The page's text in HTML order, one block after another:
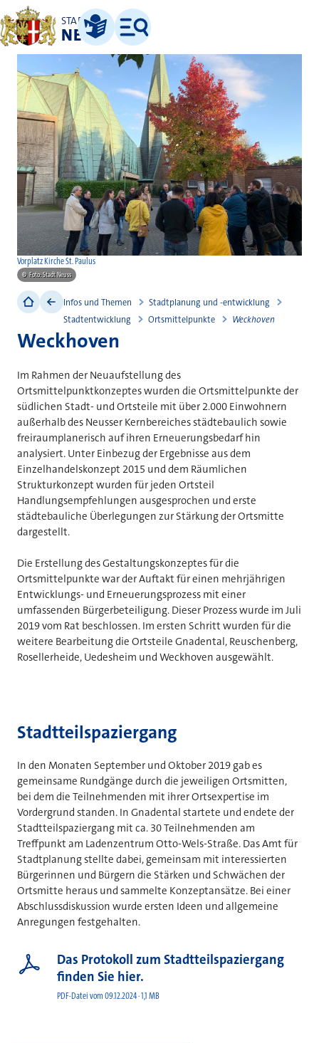
STADT
NEUSS
Leichte Sprache
Menü
Vorplatz Kirche St. Paulus
© Foto: Stadt Neuss
Infos und Themen
Stadtplanung und -entwicklung
Stadtentwicklung
Ortsmittelpunkte Weckhoven
Weckhoven
Im Rahmen der Neuaufstellung des
Ortsmittelpunktkonzeptes wurden die Ortsmittelpunkte der
südlichen Stadt- und Ortsteile mit über 2.000 Einwohnern
außerhalb des Neusser Kernbereiches städtebaulich sowie
freiraumplanerisch auf ihren Erneuerungsbedarf hin
analysiert. Unter Einbezug der Ergebnisse aus dem
Einzelhandelskonzept 2015 und dem Räumlichen
Strukturkonzept wurden für jeden Ortsteil
Handlungsempfehlungen ausgesprochen und erste
städtebauliche Überlegungen zur Stärkung der Ortsmitte
dargestellt.
Die Erstellung des Gestaltungskonzeptes für die
Ortsmittelpunkte war der Auftakt für einen mehrjährigen
Entwicklungs- und Erneuerungsprozess mit einer
umfassenden Bürgerbeteiligung. Dieser Prozess wurde im Juli
2019 vom Rat beschlossen. Im ersten Schritt wurden für die
weitere Bearbeitung die Ortsteile Gnadental, Reuschenberg,
Rosellerheide, Uedesheim und Weckhoven ausgewählt.
Stadtteilspaziergang
In den Monaten September und Oktober 2019 gab es
gemeinsame Rundgänge durch die jeweiligen Ortsmitten,
bei dem die Teilnehmenden mit ihrer Ortsexpertise im
Vordergrund standen. In Gnadental startete und endete der
Stadtteilspaziergang mit ca. 30 Teilnehmenden am
Treffpunkt am Ladenzentrum Otto-Wels-Straße. Das Amt für
Stadtplanung stellte dabei, gemeinsam mit interessierten
Bürgerinnen und Bürgern die Stärken und Schwächen der
Ortsmitte heraus und sammelte Konzeptansätze. Bei einer
Abschlussdiskussion wurde ersten Ideen und allgemeine
Anregungen festgehalten.
Das Protokoll zum Stadtteilspaziergang
finden Sie hier.
PDF-Datei vom 09.12.2024 · 1,1 MB